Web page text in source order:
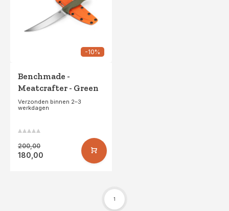
-10%
Benchmade -
Meatcrafter - Green
Verzonden binnen 2–3
werkdagen
200,00
180,00
1